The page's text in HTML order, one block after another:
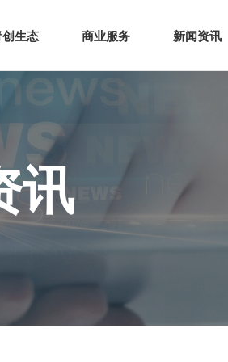
首页 走进青创 青创生态 商业服务
生态 商业服务 新闻资讯
讯